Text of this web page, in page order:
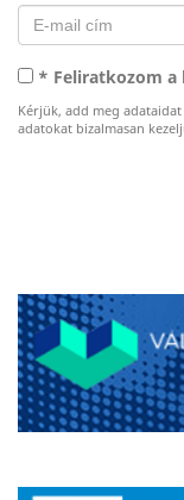
* Feliratkozom a
Kérjük, add meg
adatokat bizalmasan